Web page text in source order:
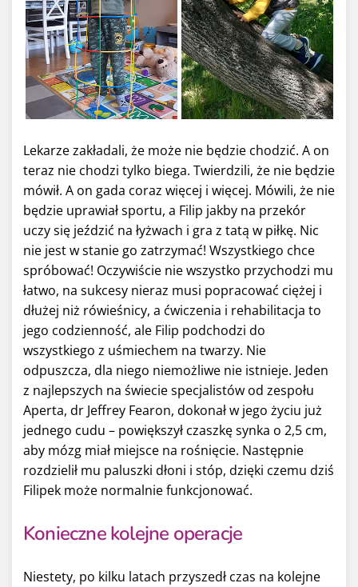
Lekarze zakładali, że może nie będzie chodzić. A on
teraz nie chodzi tylko biega. Twierdzili, że nie będzie
mówił. A on gada coraz więcej i więcej. Mówili, że nie
będzie uprawiał sportu, a Filip jakby na przekór
uczy się jeździć na łyżwach i gra z tatą w piłkę. Nic
nie jest w stanie go zatrzymać! Wszystkiego chce
spróbować! Oczywiście nie wszystko przychodzi mu
łatwo, na sukcesy nieraz musi popracować ciężej i
dłużej niż rówieśnicy, a ćwiczenia i rehabilitacja to
jego codzienność, ale Filip podchodzi do
wszystkiego z uśmiechem na twarzy. Nie
odpuszcza, dla niego niemożliwe nie istnieje. Jeden
z najlepszych na świecie specjalistów od zespołu
Aperta, dr Jeffrey Fearon, dokonał w jego życiu już
jednego cudu – powiększył czaszkę synka o 2,5 cm,
aby mózg miał miejsce na rośnięcie. Następnie
rozdzielił mu paluszki dłoni i stóp, dzięki czemu dziś
Filipek może normalnie funkcjonować.
Konieczne kolejne operacje
Niestety, po kilku latach przyszedł czas na kolejne